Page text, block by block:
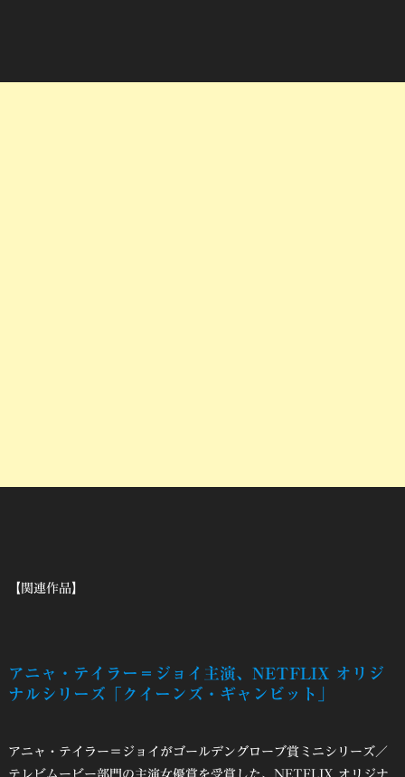
【関連作品】
アニャ・テイラー＝ジョイ主演、NETFLIX オリジ
ナルシリーズ「クイーンズ・ギャンビット」
アニャ・テイラー＝ジョイがゴールデングローブ賞ミニシリーズ／